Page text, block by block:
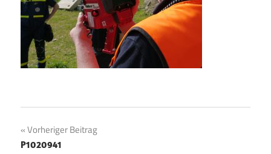
Beitragsnavigation
Vorheriger Beitrag
P1020941